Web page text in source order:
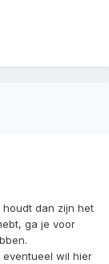
dan zijn het
ga je voor
wil hier